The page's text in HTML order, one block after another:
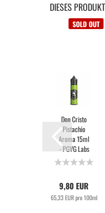
DIESES
SOLD OUT
Don Cristo
Pistachio
Aroma 15ml
- PGVG Labs
9,80 EUR
65,33 EUR pro 100ml